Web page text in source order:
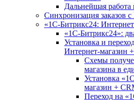
Дальнейшая
Синхронизация заказов с
«1С-Битрикс24:
«1С-Битрикс24»:
Установка и
Интернет-магазин
Схемы
магазина в
Установка
магазин +
Переход на